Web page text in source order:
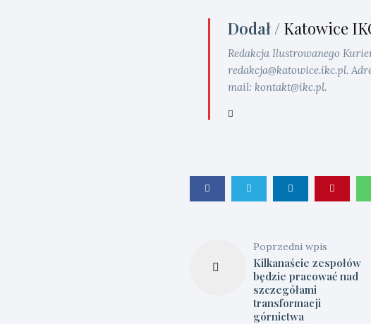
Dodał / Katowice
Redakcja Ilustrowanego
redakcja@katowice.ikc.pl.
mail: kontakt@ikc.pl.
Poprzedni wpis
Kilkanaście zespołów
będzie pracować nad
szczegółami
transformacji
górnictwa